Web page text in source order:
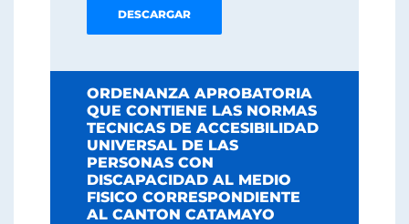
DESCARGAR
ORDENANZA APROBATORIA
QUE CONTIENE LAS NORMAS
TECNICAS DE ACCESIBILIDAD
UNIVERSAL DE LAS
PERSONAS CON
DISCAPACIDAD AL MEDIO
FISICO CORRESPONDIENTE
AL CANTON CATAMAYO